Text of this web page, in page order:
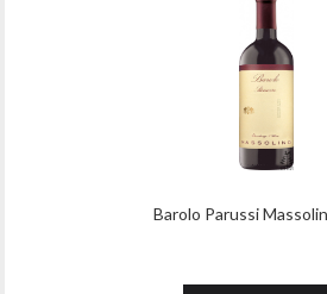
Barolo Parussi